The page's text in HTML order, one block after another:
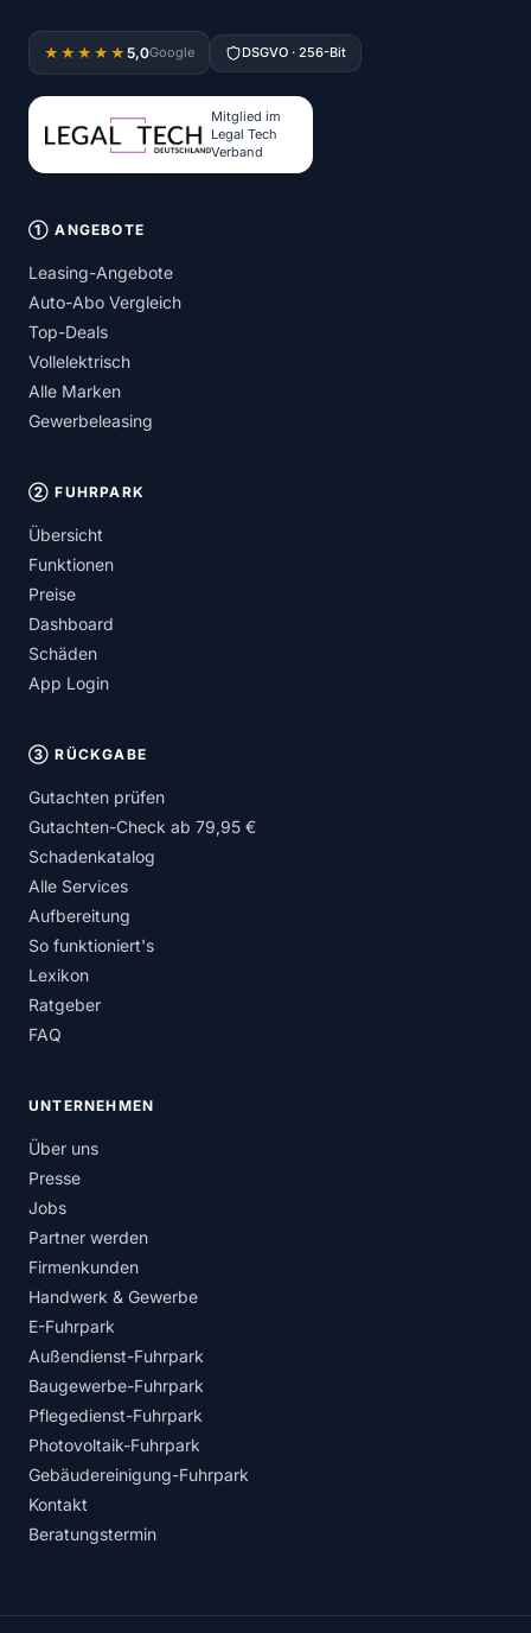
★★★★★ 5,0Google DSGVO · 256-Bit
Mitglied im
Legal Tech
Verband
① ANGEBOTE
Leasing-Angebote
Auto-Abo Vergleich
Top-Deals
Vollelektrisch
Alle Marken
Gewerbeleasing
② FUHRPARK
Übersicht
Funktionen
Preise
Dashboard
Schäden
App Login
③ RÜCKGABE
Gutachten prüfen
Gutachten-Check ab 79,95 €
Schadenkatalog
Alle Services
Aufbereitung
So funktioniert's
Lexikon
Ratgeber
FAQ
UNTERNEHMEN
Über uns
Presse
Jobs
Partner werden
Firmenkunden
Handwerk & Gewerbe
E-Fuhrpark
Außendienst-Fuhrpark
Baugewerbe-Fuhrpark
Pflegedienst-Fuhrpark
Photovoltaik-Fuhrpark
Gebäudereinigung-Fuhrpark
Kontakt
Beratungstermin